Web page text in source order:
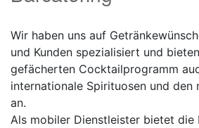
Wir haben uns auf
und Kunden spezialisiert und
gefächerten Cocktailprogramm
internationale Spirituosen und den
an.
Als mobiler Dienstleister bietet die